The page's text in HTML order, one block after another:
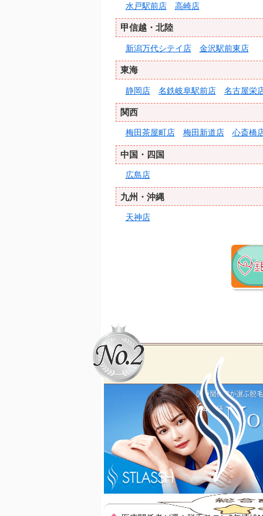
水戸駅前店
高崎店
甲信越・北陸
新潟万代シテイ店 金沢駅前東店
東海
静岡店 名鉄岐阜駅前店 名古屋栄
関西
梅田茶屋町店 梅田新道店 心斎橋
中国・四国
広島店
九州・沖縄
天神店